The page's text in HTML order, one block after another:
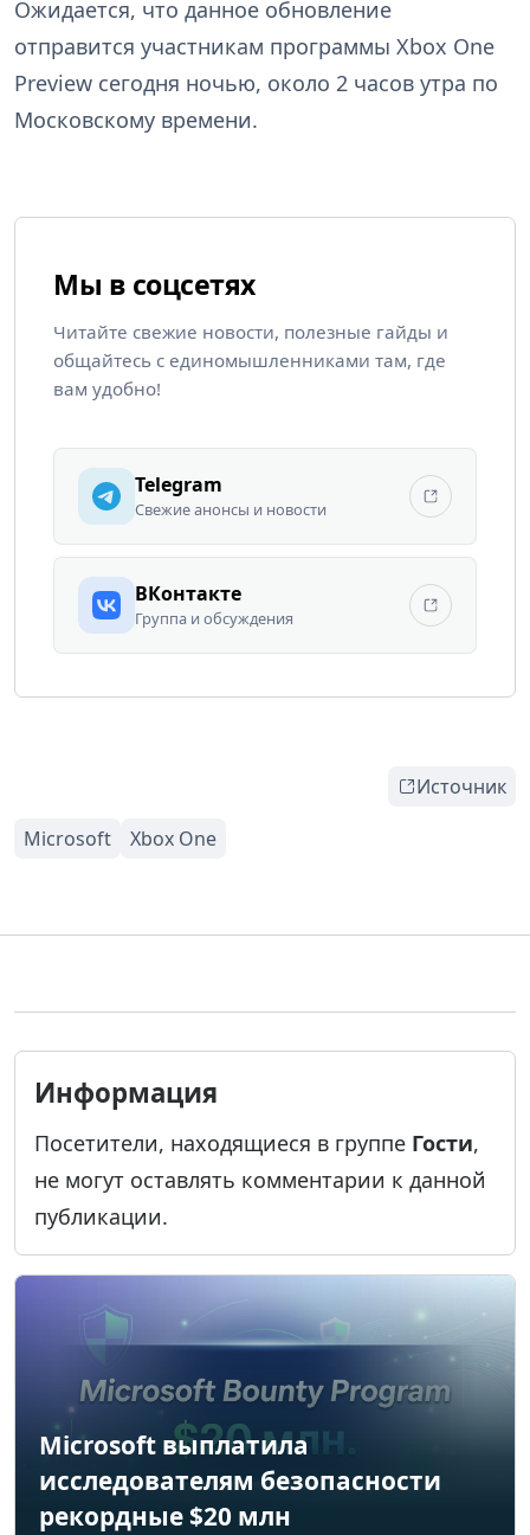
Ожидается, что данное обновление
отправится участникам программы Xbox One
Preview сегодня ночью, около 2 часов утра по
Московскому времени.
Мы в соцсетях
Читайте свежие новости, полезные гайды и
общайтесь с единомышленниками там, где
вам удобно!
Telegram
Свежие анонсы и новости
ВКонтакте
Группа и обсуждения
Источник
Информация
Посетители, находящиеся в группе Гости,
не могут оставлять комментарии к данной
публикации.
Microsoft выплатила
исследователям безопасности
рекордные $20 млн